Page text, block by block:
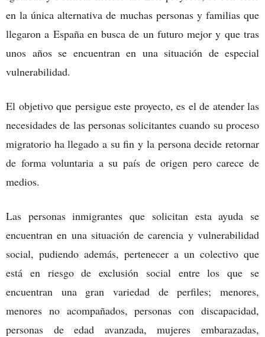
en la única alternativa de muchas personas y familias que
llegaron a España en busca de un futuro mejor y que tras
unos años se encuentran en una situación de especial
vulnerabilidad.
El objetivo que persigue este proyecto, es el de atender las
necesidades de las personas solicitantes cuando su proceso
migratorio ha llegado a su fin y la persona decide retornar
de forma voluntaria a su país de origen pero carece de
medios.
Las personas inmigrantes que solicitan esta ayuda se
encuentran en una situación de carencia y vulnerabilidad
social, pudiendo además, pertenecer a un colectivo que
está en riesgo de exclusión social entre los que se
encuentran una gran variedad de perfiles; menores,
menores no acompañados, personas con discapacidad,
personas de edad avanzada, mujeres embarazadas,